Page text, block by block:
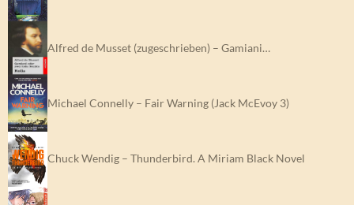
Alfred de Musset (zugeschrieben) – Gamiani…
Michael Connelly – Fair Warning (Jack McEvoy 3)
Chuck Wendig – Thunderbird. A Miriam Black Novel